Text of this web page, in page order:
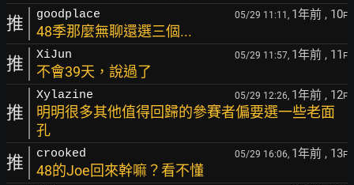
推 goodplace 05/29 11:11, 1年前 , 10F
48季那麼無聊還選三個...
推 XiJun 05/29 11:57, 1年前 , 11 F
不會39天，說過了
推
Xylazine 05/29 12:26, 1年前 , 12F
明明很多其他值得回歸的參賽者偏要選一些老面
孔
推 crooked 05/29 16:06, 1年前 , 13F
48的Joe回來幹嘛？看不懂